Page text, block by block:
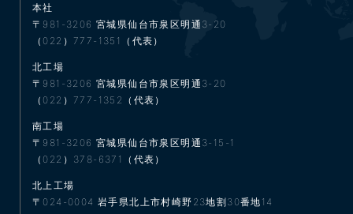
本社
〒981-3206 宮城県仙台市泉区明通3-20
（022）777-1351（代表）
北工場
〒981-3206 宮城県仙台市泉区明通3-20
（022）777-1352（代表）
南工場
〒981-3206 宮城県仙台市泉区明通3-15-1
（022）378-6371（代表）
北上工場
〒024-0004 岩手県北上市村崎野23地割30番地14